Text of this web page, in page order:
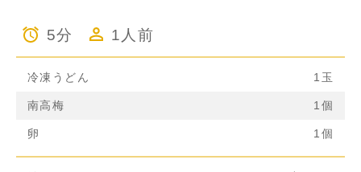
5分 1人前
冷凍うどん 1玉
南高梅 1個
卵 1個